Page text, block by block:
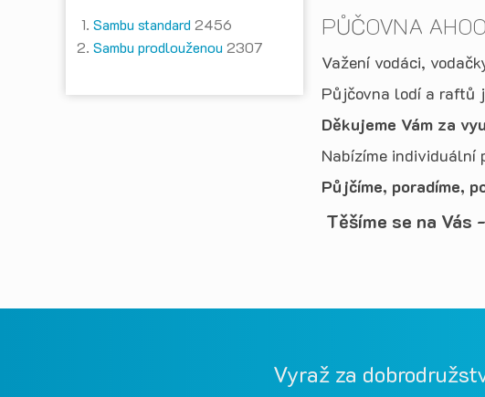
Sambu standard 2456
Sambu prodlouženou 2307
PŮČOVNA
Važení vodáci,
Půjčovna lodí a raftů
Děkujeme Vám za
Nabízíme individuální
Půjčíme, poradíme,
Těšíme se na Vás
Vyraž za